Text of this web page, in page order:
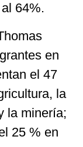
64%.
en
el 47
la
la minería;
25 % en